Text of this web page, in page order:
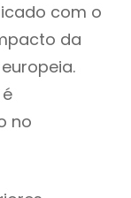
com o
da
no